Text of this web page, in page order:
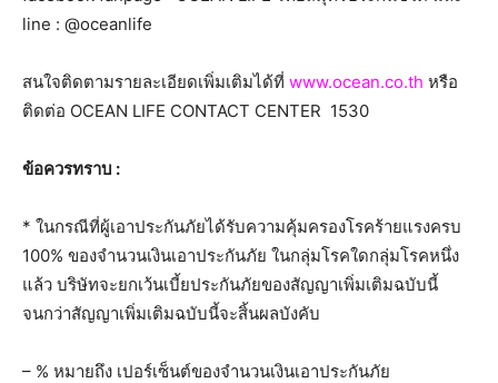
line : @oceanlife
สนใจติดตามรายละเอียดเพิ่มเติมได้ที่ www.ocean.co.th หรือ
ติดต่อ OCEAN LIFE CONTACT CENTER 1530
ข้อควรทราบ :
* ในกรณีที่ผู้เอาประกันภัยได้รับความคุ้มครองโรคร้ายแรงครบ
100% ของจำนวนเงินเอาประกันภัย ในกลุ่มโรคใดกลุ่มโรคหนึ่ง
แล้ว บริษัทจะยกเว้นเบี้ยประกันภัยของสัญญาเพิ่มเติมฉบับนี้
จนกว่าสัญญาเพิ่มเติมฉบับนี้จะสิ้นผลบังคับ
– % หมายถึง เปอร์เซ็นต์ของจำนวนเงินเอาประกันภัย